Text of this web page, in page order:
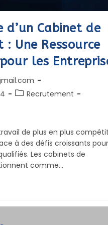
d’un Cabinet de
: Une Ressource
les
Recrutement
de plus en plus
à des défis croissants pour
Les cabinets de
comme…